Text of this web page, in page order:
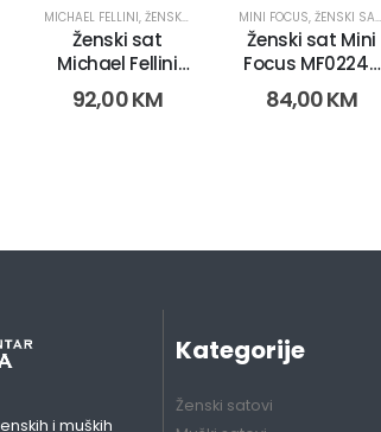
MICHAEL FELLINI,ŽENSKI SATOVI
Ženski sat
Michael Fellini
2199 (2847)
92,00KM
MINI FOCUS, ŽENSKI SATOVI
Ženski sat Mini
Focus MF0224L.
(1372-2)
84,00KM
i muških
Kategorije
Ženski satovi